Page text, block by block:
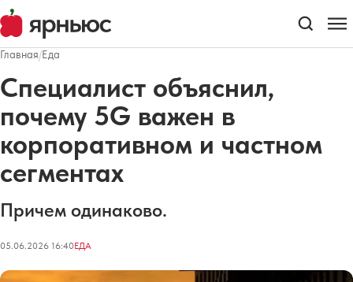
Главная/Еда
Специалист объяснил,
почему 5G важен в
корпоративном и частном
сегментах
Причем одинаково.
05.06.2026 16:40ЕДА